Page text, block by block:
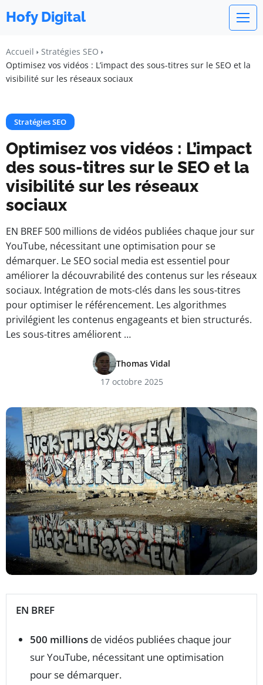
Hofy Digital
Accueil
Stratégies SEO
Optimisez vos vidéos : L’impact des sous-titres sur le SEO et la
visibilité sur les réseaux sociaux
Stratégies SEO
Optimisez vos vidéos : L’impact
des sous-titres sur le SEO et la
visibilité sur les réseaux
sociaux
EN BREF 500 millions de vidéos publiées chaque jour sur
YouTube, nécessitant une optimisation pour se
démarquer. Le SEO social media est essentiel pour
améliorer la découvrabilité des contenus sur les réseaux
sociaux. Intégration de mots-clés dans les sous-titres
pour optimiser le référencement. Les algorithmes
privilégient les contenus engageants et bien structurés.
Les sous-titres améliorent …
Thomas Vidal
17 octobre 2025
EN BREF
500 millions de vidéos publiées chaque jour
sur YouTube, nécessitant une optimisation
pour se démarquer.